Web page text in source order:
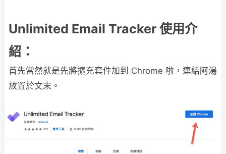
Unlimited Email Tracker 使用介
紹：
首先當然就是先將擴充套件加到 Chrome 啦，連結阿湯
放置於文末。